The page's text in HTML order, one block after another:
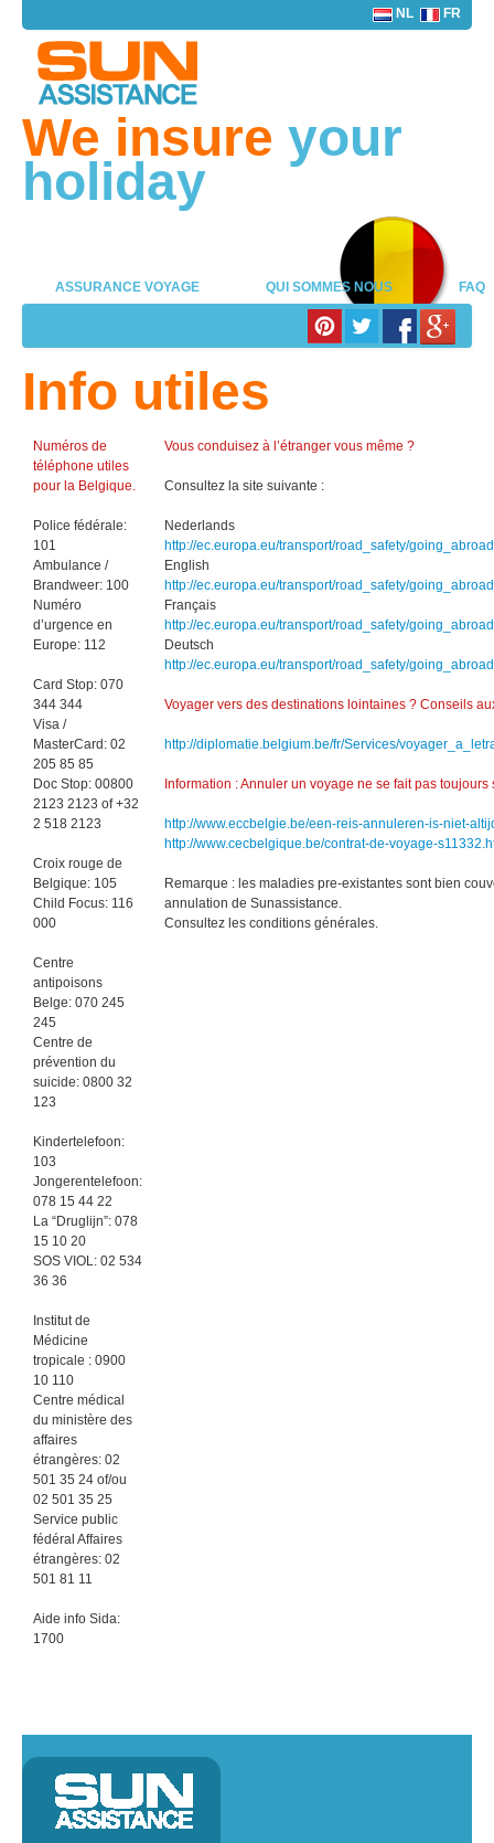
NL FR
We insure your
holiday
ASSURANCE VOYAGE QUI SOMMES NOUS FAQ
Info utiles
Numéros de
téléphone utiles
pour la Belgique.
Police fédérale:
101
Ambulance /
Brandweer: 100
Numéro
d’urgence en
Europe: 112
Card Stop: 070
344 344
Visa /
MasterCard: 02
205 85 85
Doc Stop: 00800
2123 2123 of +32
2 518 2123
Croix rouge de
Belgique: 105
Child Focus: 116
000
Centre
antipoisons
Belge: 070 245
245
Centre de
prévention du
suicide: 0800 32
123
Kindertelefoon:
103
Jongerentelefoon:
078 15 44 22
La “Druglijn”: 078
15 10 20
SOS VIOL: 02 534
36 36
Institut de
Médicine
tropicale : 0900
10 110
Centre médical
du ministère des
affaires
étrangères: 02
501 35 24 of/ou
02 501 35 25
Service public
fédéral Affaires
étrangères: 02
501 81 11
Aide info Sida:
1700
Vous conduisez à l’étranger vous même ?
Consultez la site suivante :
Nederlands
http://ec.europa.eu/transport/road_safety/
English
http://ec.europa.eu/transport/road_safety/
Français
http://ec.europa.eu/transport/road_safety/
Deutsch
http://ec.europa.eu/transport/road_safety/
Voyager vers des destinations lointaines ? Conseils
http://diplomatie.belgium.be/fr/Services/
Information : Annuler un voyage ne se fait pas toujours
http://www.eccbelgie.be/een-reis-annuleren-is-niet-
http://www.cecbelgique.be/contrat-de-voyage-
Remarque : les maladies pre-existantes sont bien
annulation de Sunassistance.
Consultez les conditions générales.